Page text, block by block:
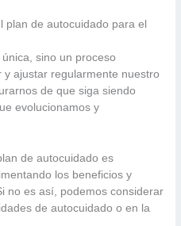
plan de autocuidado para el
sino un proceso
ajustar regularmente nuestro
de que siga siendo
evolucionamos y
de autocuidado es
los beneficios y
no es así, podemos considerar
de autocuidado o en la